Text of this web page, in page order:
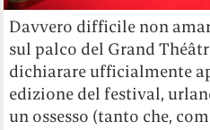
Davvero difficile non
sul palco del Grand
dichiarare ufficialmente
edizione del festival,
un ossesso (tanto che,